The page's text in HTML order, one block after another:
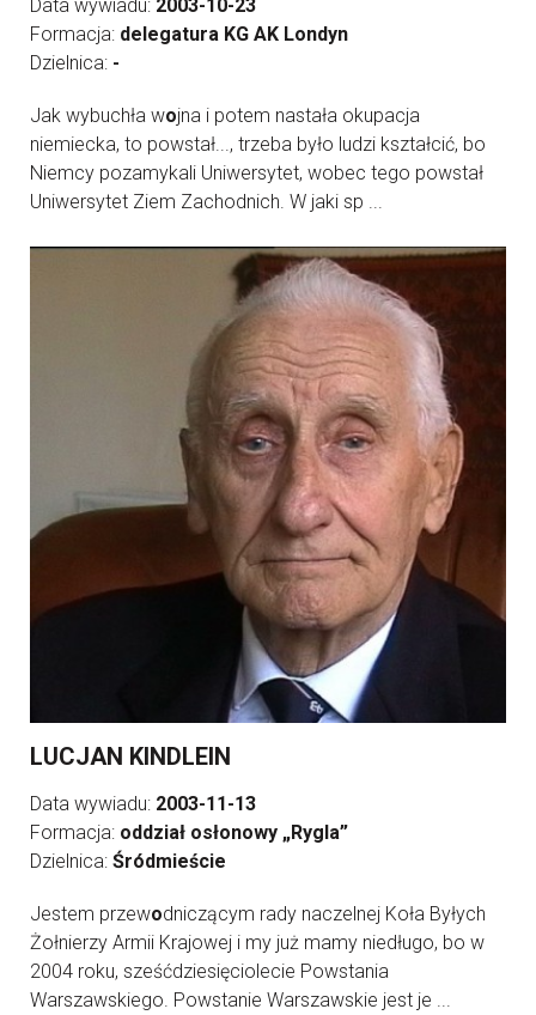
Data wywiadu: 2003-10-23
Formacja: delegatura KG AK Londyn
Dzielnica: -
Jak wybuchła wojna i potem nastała okupacja
niemiecka, to powstał..., trzeba było ludzi kształcić, bo
Niemcy pozamykali Uniwersytet, wobec tego powstał
Uniwersytet Ziem Zachodnich. W jaki sp ...
LUCJAN KINDLEIN
Data wywiadu: 2003-11-13
Formacja: oddział osłonowy „Rygla”
Dzielnica: Śródmieście
Jestem przewodniczącym rady naczelnej Koła Byłych
Żołnierzy Armii Krajowej i my już mamy niedługo, bo w
2004 roku, sześćdziesięciolecie Powstania
Warszawskiego. Powstanie Warszawskie jest je ...